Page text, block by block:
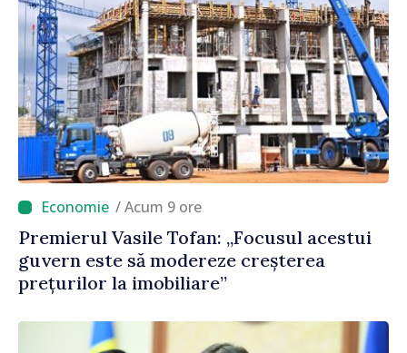
/ Acum 9 ore
Premierul Vasile Tofan: „Focusul acestui
guvern este să modereze creșterea
prețurilor la imobiliare”